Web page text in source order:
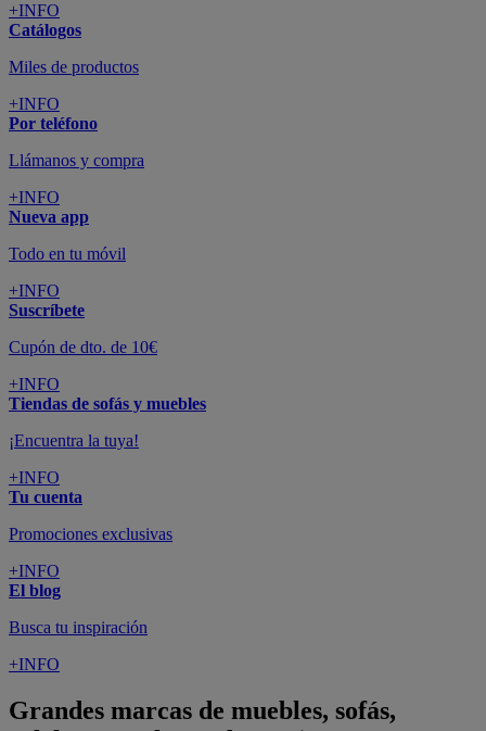
+INFO
Catálogos
Miles de productos
+INFO
Por teléfono
Llámanos y compra
+INFO
Nueva app
Todo en tu móvil
+INFO
Suscríbete
Cupón de dto. de 10€
+INFO
Tiendas de sofás y muebles
¡Encuentra la tuya!
+INFO
Tu cuenta
Promociones exclusivas
+INFO
El blog
Busca tu inspiración
+INFO
Grandes marcas de muebles, sofás,